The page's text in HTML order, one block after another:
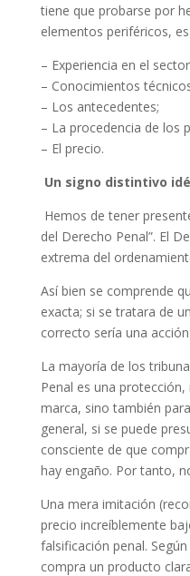
tiene que probarse por
elementos periféricos,
– Experiencia en el
– Conocimientos
– Los antecedentes;
– La procedencia de los
– El precio.
Un signo distintivo
Hemos de tener
del Derecho Penal”. El
extrema del
Así bien se comprende
exacta; si se tratara de
correcto sería una
La mayoría de los
Penal es una
marca, sino también
general, si se puede
consciente de que
hay engaño. Por tanto,
Una mera imitación
precio increíblemente
falsificación penal.
compra un producto